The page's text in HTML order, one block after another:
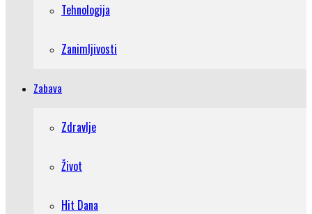
Tehnologija
Zanimljivosti
Zabava
Zdravlje
Život
Hit Dana